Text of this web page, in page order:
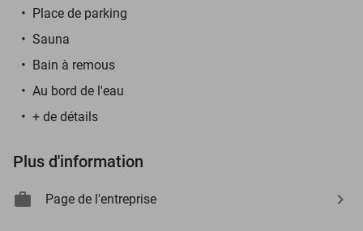
Place de parking
Sauna
Bain à remous
Au bord de l'eau
+ de détails
Plus d'information
Page de l'entreprise